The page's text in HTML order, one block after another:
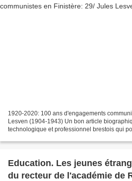
1920-2020: 100 ans d'engagements
Lesven (1904-1943) Un bon article
technologique et professionnel brestois qui
Education. Les jeunes
du recteur de l'académie de